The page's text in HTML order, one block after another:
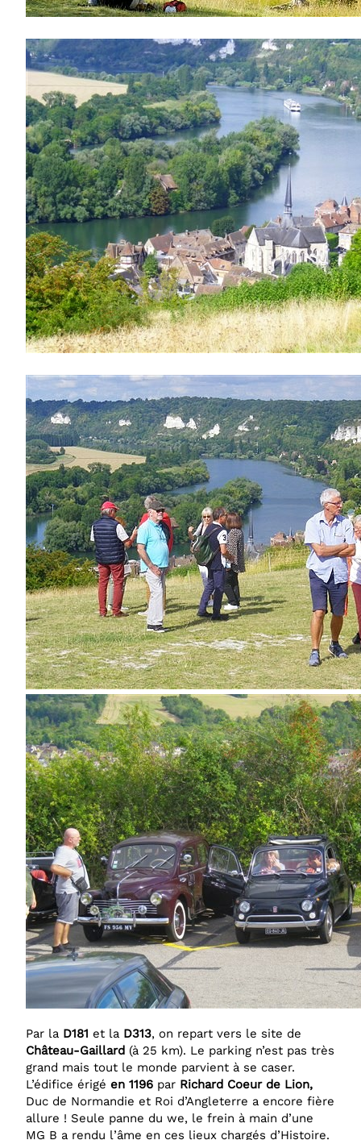
Par la D181 et la D313, on repart vers le site de
Château-Gaillard (à 25 km). Le parking n’est pas très
grand mais tout le monde parvient à se caser.
L’édifice érigé en 1196 par Richard Coeur de Lion,
Duc de Normandie et Roi d’Angleterre a encore fière
allure ! Seule panne du we, le frein à main d’une
MG B a rendu l’âme en ces lieux chargés d’Histoire.